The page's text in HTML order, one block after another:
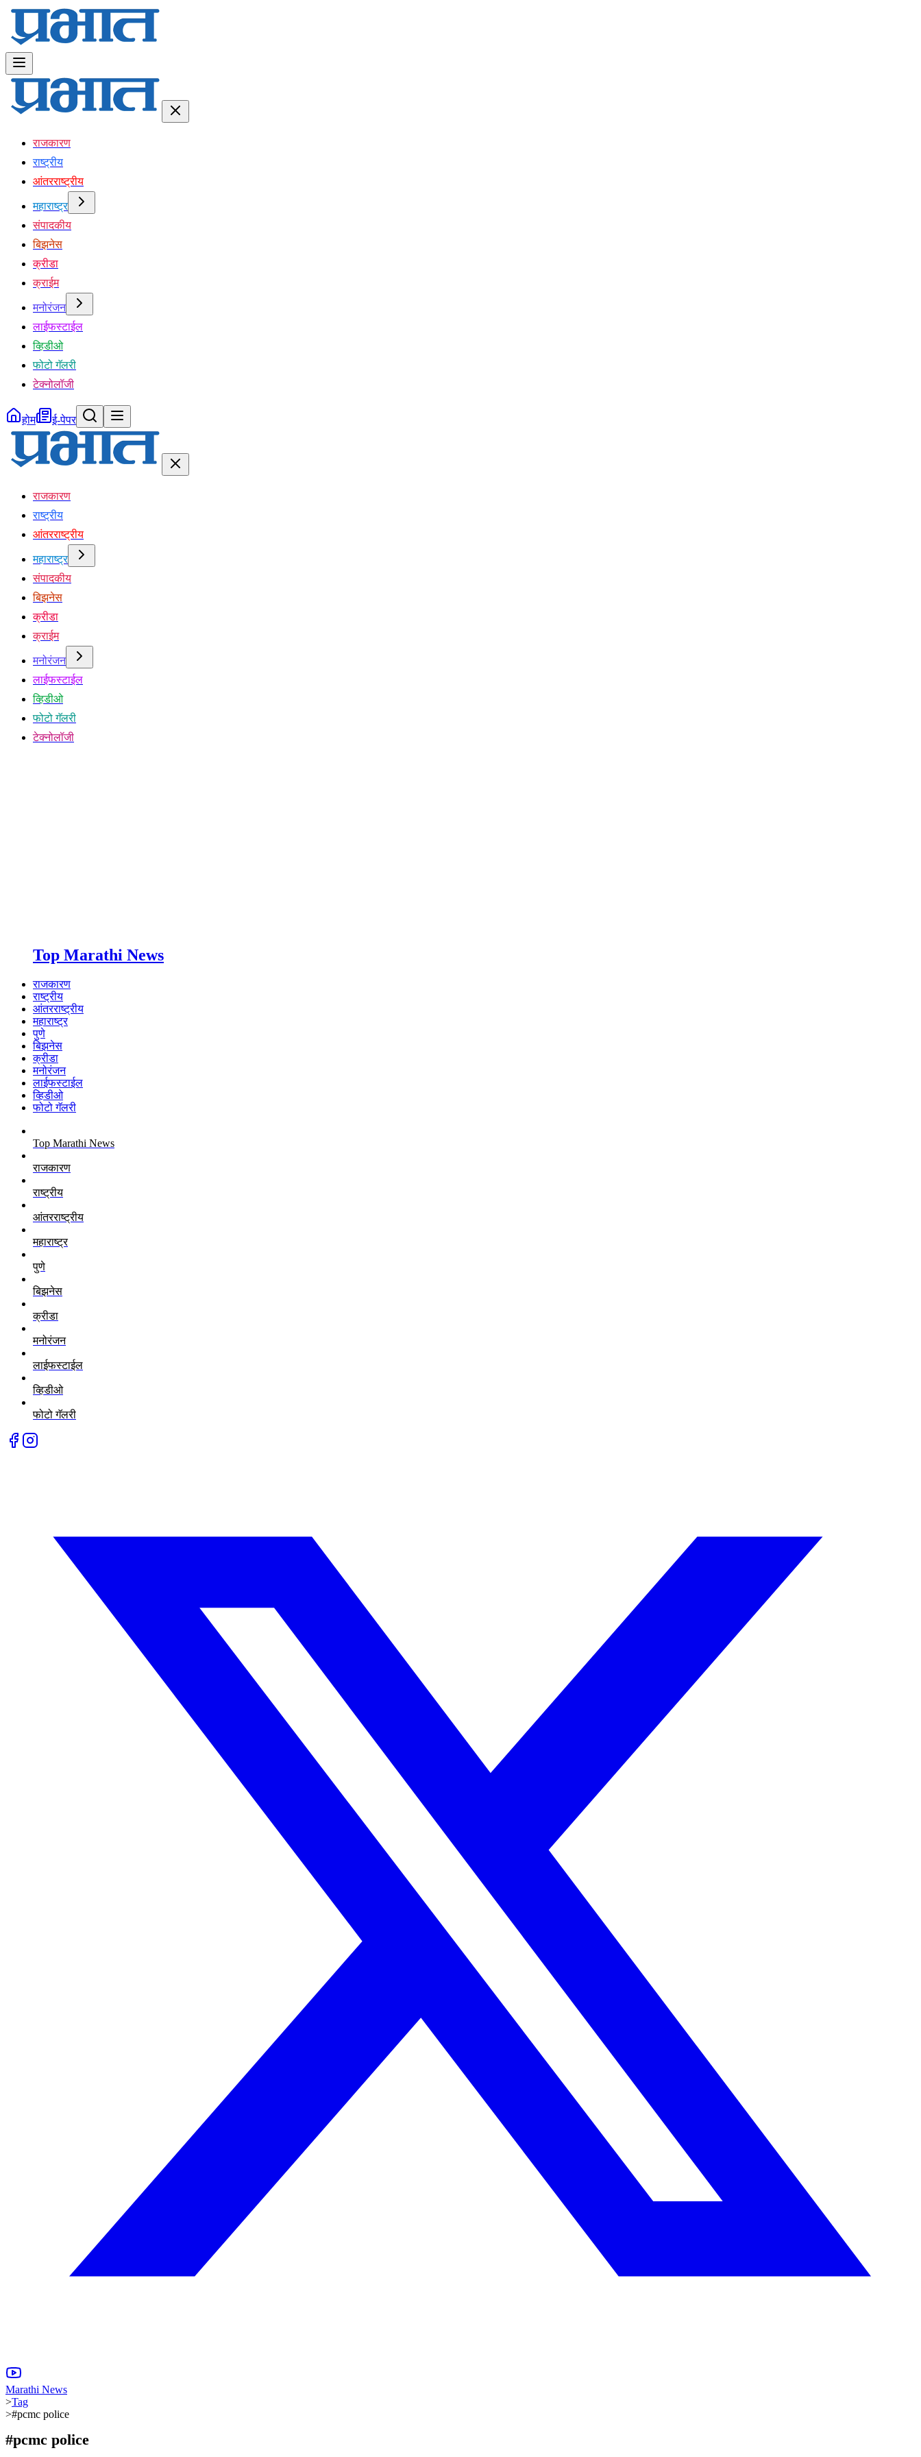
राजकारण
राष्ट्रीय
आंतरराष्ट्रीय
महाराष्ट्र
संपादकीय
बिझनेस
क्रीडा
क्राईम
मनोरंजन
लाईफस्टाईल
व्हिडीओ
फोटो गॅलरी
टेक्नोलॉजी
होम ई-पेपर
राजकारण
राष्ट्रीय
आंतरराष्ट्रीय
महाराष्ट्र
संपादकीय
बिझनेस
क्रीडा
क्राईम
मनोरंजन
लाईफस्टाईल
व्हिडीओ
फोटो गॅलरी
टेक्नोलॉजी
Top Marathi News
राजकारण
राष्ट्रीय
आंतरराष्ट्रीय
महाराष्ट्र
पुणे
बिझनेस
क्रीडा
मनोरंजन
लाईफस्टाईल
व्हिडीओ
फोटो गॅलरी
Top Marathi News
राजकारण
राष्ट्रीय
आंतरराष्ट्रीय
महाराष्ट्र
पुणे
बिझनेस
क्रीडा
मनोरंजन
लाईफस्टाईल
व्हिडीओ
फोटो गॅलरी
Marathi News
>Tag
>#pcmc police
#pcmc police